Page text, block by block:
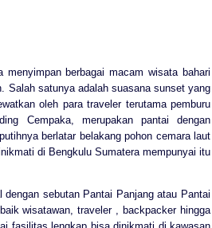
menyimpan berbagai macam wisata bahari
Salah satunya adalah suasana sunset yang
oleh para traveler terutama pemburu
Cempaka, merupakan pantai dengan
berlatar belakang pohon cemara laut
di Bengkulu Sumatera mempunyai itu
dengan sebutan Pantai Panjang atau Pantai
wisatawan, traveler , backpacker hingga